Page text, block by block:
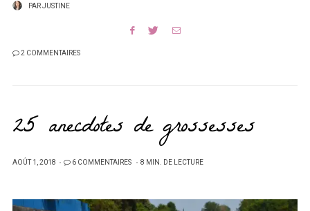
PARJUSTINE
2 COMMENTAIRES
25 anecdotes de grossesses
PUBLIÉ
AOÛT 1, 2018 6 COMMENTAIRES 8 MIN. DE LECTURE